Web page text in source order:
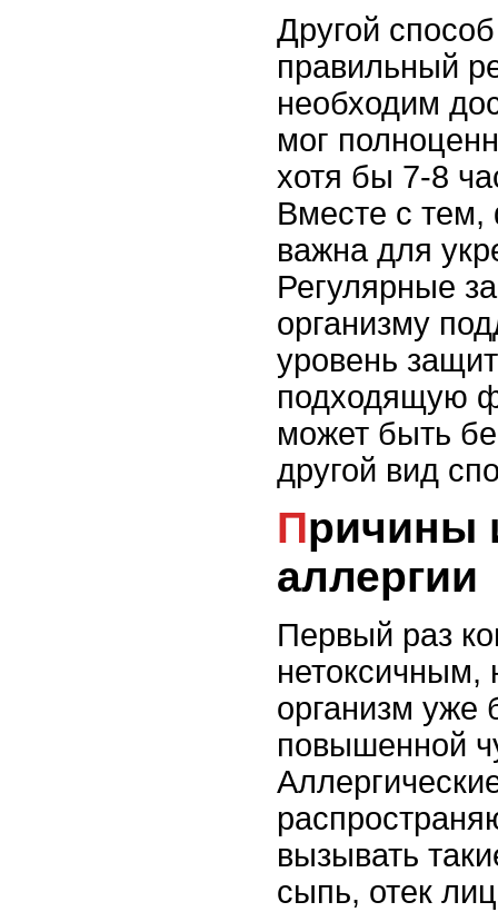
Другой
правильный
необходим
мог
хотя бы 7-8
Вместе с тем,
важна для
Регулярные
организму
уровень
подходящую
может быть
другой вид
Причины и проявления
аллергии
Первый раз
нетоксичным,
организм уже
повышенной
вызывать
сыпь, отек